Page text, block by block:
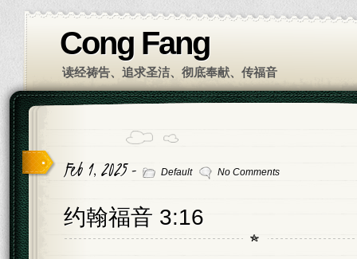
Cong Fang
读经祷告、追求圣洁、彻底奉献、传福音
Feb 1, 2025 - Default No Comments
约翰福音 3:16